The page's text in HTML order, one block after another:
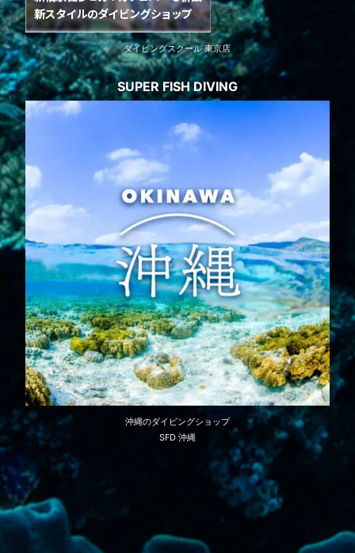
ダイビングスクール 東京店
SUPER FISH DIVING
沖縄のダイビングショップ
SFD 沖縄